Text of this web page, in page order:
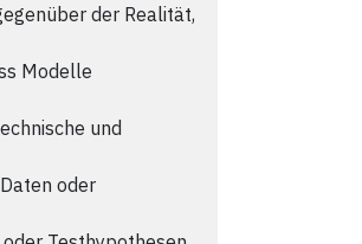
der Realität,
Modelle
und
oder